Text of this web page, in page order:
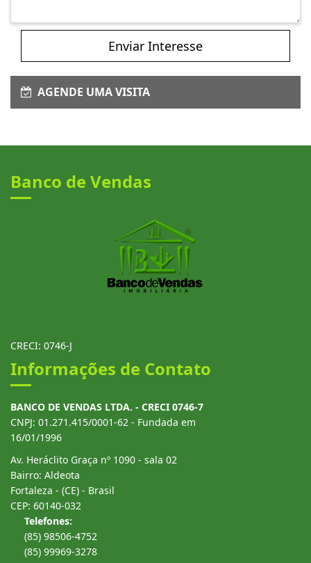
Enviar Interesse
AGENDE UMA VISITA
Banco de Vendas
CRECI: 0746-J
Informações de Contato
BANCO DE VENDAS LTDA. - CRECI 0746-7
CNPJ: 01.271.415/0001-62 - Fundada em
16/01/1996
Av. Heráclito Graça nº 1090 - sala 02
Bairro: Aldeota
Fortaleza - (CE) - Brasil
CEP: 60140-032
Telefones:
(85) 98506-4752
(85) 99969-3278